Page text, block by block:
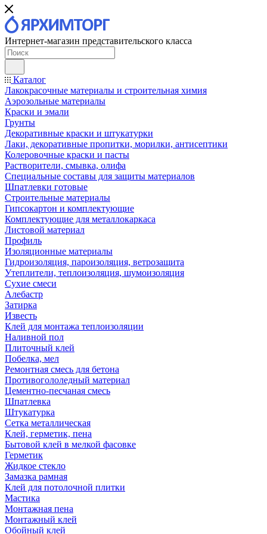
Интернет-магазин представительского класса
Каталог
Лакокрасочные материалы и строительная химия
Аэрозольные материалы
Краски и эмали
Грунты
Декоративные краски и штукатурки
Лаки, декоративные пропитки, морилки, антисептики
Колеровочные краски и пасты
Растворители, смывка, олифа
Специальные составы для защиты материалов
Шпатлевки готовые
Строительные материалы
Гипсокартон и комплектующие
Комплектующие для металлокаркаса
Листовой материал
Профиль
Изоляционные материалы
Гидроизоляция, пароизоляция, ветрозащита
Утеплители, теплоизоляция, шумоизоляция
Сухие смеси
Алебастр
Затирка
Известь
Клей для монтажа теплоизоляции
Наливной пол
Плиточный клей
Побелка, мел
Ремонтная смесь для бетона
Противогололедный материал
Цементно-песчаная смесь
Шпатлевка
Штукатурка
Сетка металлическая
Клей, герметик, пена
Бытовой клей в мелкой фасовке
Герметик
Жидкое стекло
Замазка рамная
Клей для потолочной плитки
Мастика
Монтажная пена
Монтажный клей
Обойный клей